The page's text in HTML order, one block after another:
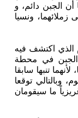
الجبن دائم، و
زملائهما، ونسيا
الذي اكتشف فيه
في محطة
تنبها سابقا
وبالتالي توقعا
ما سيقومان